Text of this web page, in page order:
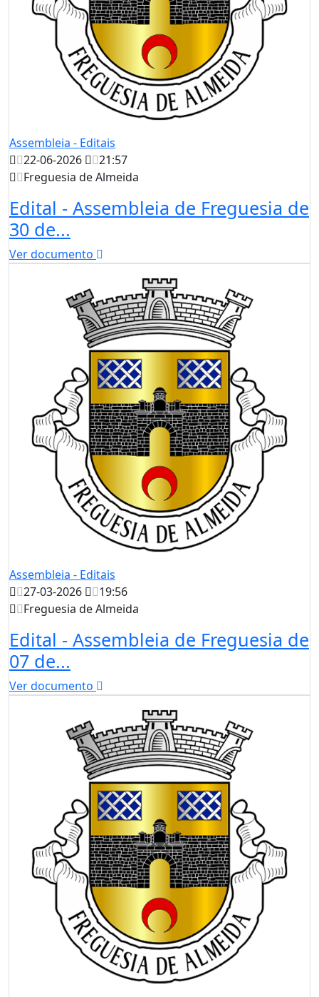
Assembleia - Editais
22-06-2026
21:57
Freguesia de Almeida
Edital - Assembleia de Freguesia de
30 de...
Ver documento
Assembleia - Editais
27-03-2026
19:56
Freguesia de Almeida
Edital - Assembleia de Freguesia de
07 de...
Ver documento